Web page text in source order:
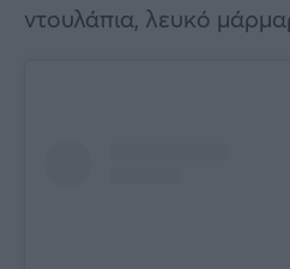
ντουλάπια, λευκό